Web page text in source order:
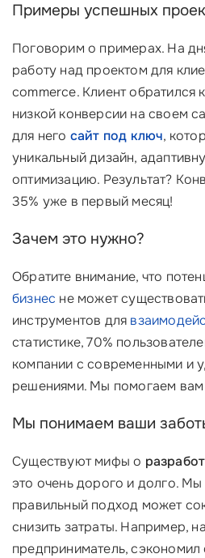
Примеры успешных
Поговорим о примерах. На
работу над проектом для
commerce. Клиент обратился
низкой конверсии на своем
для него сайт под ключ,
уникальный дизайн,
оптимизацию. Результат?
35% уже в первый месяц!
Зачем это нужно?
Обратите внимание, что
бизнес не может
инструментов для
статистике, 70%
компании с современными и
решениями. Мы помогаем вам
Мы понимаем ваши
Существуют мифы о
это очень дорого и долго. Мы
правильный подход может
снизить затраты. Например,
предприниматель, сэкономил